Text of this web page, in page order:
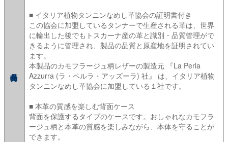
■ イタリア植物タンニンなめし革協会の証明書付き
この協会に加盟しているタンナーで生産される革は、世界
に輸出した後でもトスカーナ産の革と識別・品質管理がで
きるように管理され、製品の品質と原産地を証明されてい
ます。
本製品のカモフラージュ柄レザーの製造元 『La Perla
Azzurra (ラ・ペルラ・アッズーラ) 社』 は、イタリア植物
タンニンなめし革協会に加盟している１社です。
■ 本革の質感を楽しむ背面ケース
背面を保護するタイプのケースです。おしゃれなカモフラ
ージュ柄と本革の質感を楽しみながら、本体を守ることが
できます。